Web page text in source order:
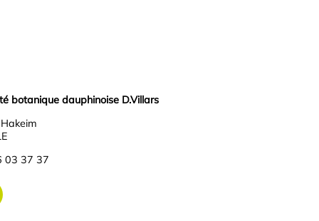
botanique dauphinoise D.Villars
03 37 37